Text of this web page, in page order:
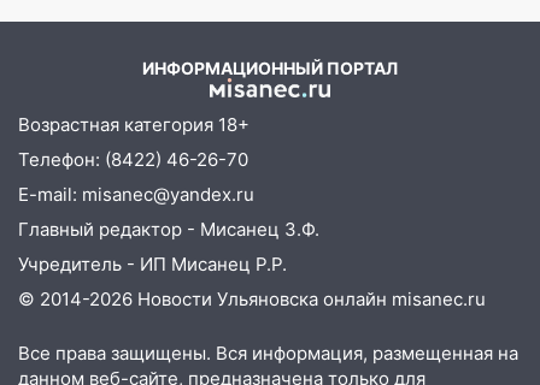
07:50 Какая погоды будет днем 8
Императорский мост в
Ульяновске останется закрытым до
утра 10 августа
05:18 Судьба готовит сюрприз: гороскоп
на 8 августа — кому повезет с
деньгами, а кого ждет неожиданная
встреча
ракетную опасность: звучат сирены
ИНФОРМАЦИОННЫЙ ПОРТАЛ
Возрастная категория 18+
Телефон: (8422) 46-26-70
E-mail: misanec@yandex.ru
Главный редактор - Мисанец З.Ф.
Учредитель - ИП Мисанец Р.Р.
© 2014-2026 Новости Ульяновска онлайн misanec.ru
Все права защищены. Вся информация, размещенная на
данном веб-сайте, предназначена только для